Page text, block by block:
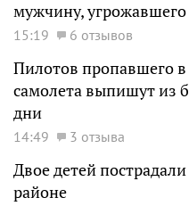
мужчину,
15:19 6 отзывов
Пилотов пропавшего
самолета выпишут из
дни
14:49 3 отзыва
Двое детей
районе